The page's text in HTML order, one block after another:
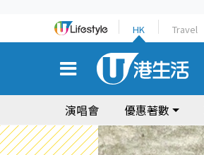
HK Travel
演唱會 優惠著數